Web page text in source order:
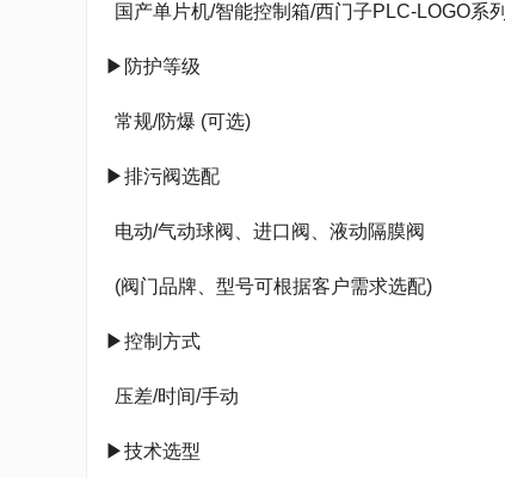
国产单片机/智能控制箱/西门子PLC-LOGO系列
▶防护等级
常规/防爆 (可选)
▶排污阀选配
电动/气动球阀、进口阀、液动隔膜阀
(阀门品牌、型号可根据客户需求选配)
▶控制方式
压差/时间/手动
▶技术选型